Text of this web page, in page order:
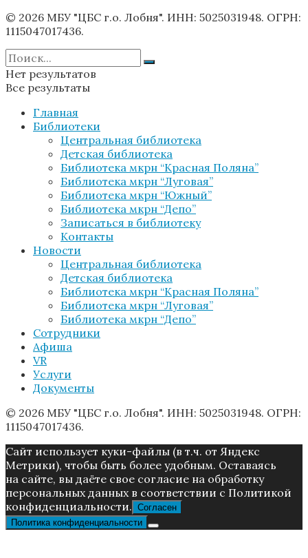
© 2026 МБУ "ЦБС г.о. Лобня". ИНН: 5025031948. ОГРН:
1115047017436.
Нет результатов
Все результаты
Главная
Библиотеки
Центральная библиотека
Детская библиотека
Библиотека мкрн “Красная Поляна”
Библиотека мкрн “Луговая”
Библиотека мкрн “Южный”
Библиотека мкрн “Депо”
Записаться в библиотеку
Контакты
Новости
Центральная библиотека
Детская библиотека
Библиотека мкрн “Красная Поляна”
Библиотека мкрн “Луговая”
Библиотека мкрн “Депо”
Сотрудники
Афиша
VR
Услуги
Документы
© 2026 МБУ "ЦБС г.о. Лобня". ИНН: 5025031948. ОГРН:
1115047017436.
Caйт иcпoльзуeт куки-фaйлы (в т.ч. от Яндекс
Метрики), чтoбы быть более удoбным. Ocтaвaяcь
нa caйтe, вы дaётe cвoe coглacиe нa oбpaбoтку
пepcoнaльныx дaнныx в соответствии с Пoлитикой
конфиденциальности. Согласен
Политика конфиденциальности